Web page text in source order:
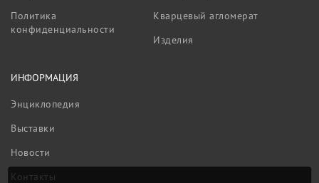
Политика
конфиденциальности
Кварцевый агломерат
Изделия
ИНФОРМАЦИЯ
Энциклопедия
Выставки
Новости
Контакты